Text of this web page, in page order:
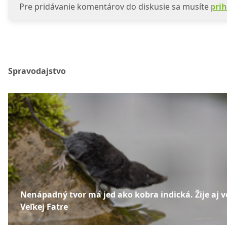
Pre pridávanie komentárov do diskusie sa musíte
Spravodajstvo
Nenápadný tvor má jed ako kobra indická. Žije aj
Veľkej Fatre